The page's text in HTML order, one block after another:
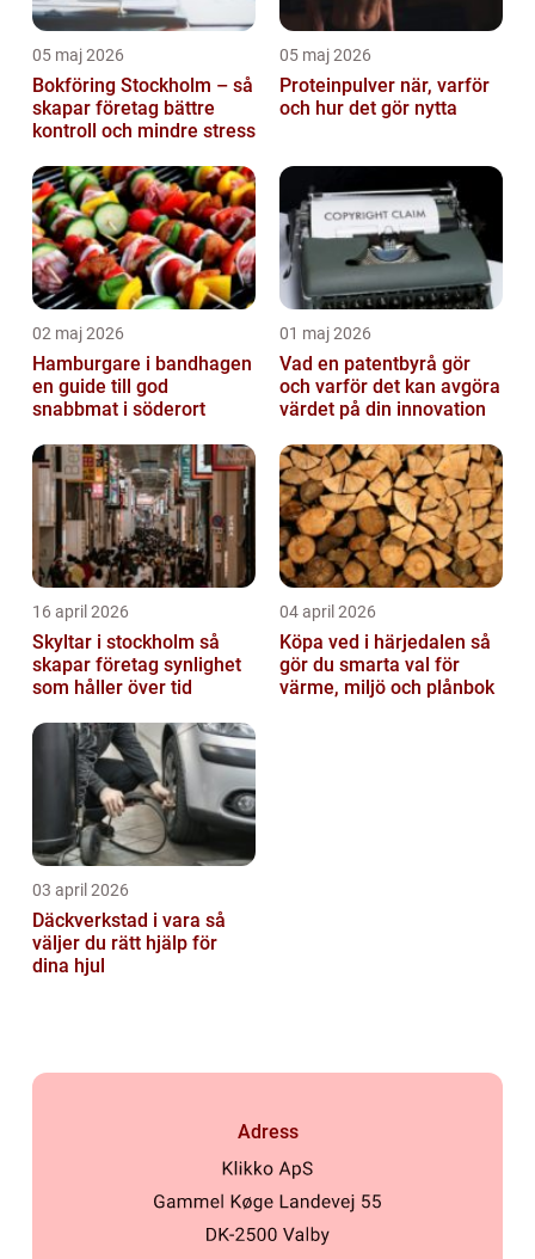
05 maj 2026
Bokföring Stockholm – så
skapar företag bättre
kontroll och mindre stress
05 maj 2026
Proteinpulver när, varför
och hur det gör nytta
02 maj 2026
Hamburgare i bandhagen
en guide till god
snabbmat i söderort
01 maj 2026
Vad en patentbyrå gör
och varför det kan avgöra
värdet på din innovation
16 april 2026
Skyltar i stockholm så
skapar företag synlighet
som håller över tid
04 april 2026
Köpa ved i härjedalen så
gör du smarta val för
värme, miljö och plånbok
03 april 2026
Däckverkstad i vara så
väljer du rätt hjälp för
dina hjul
Adress